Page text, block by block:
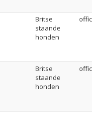
Britse
staande
honden
Britse
staande
honden